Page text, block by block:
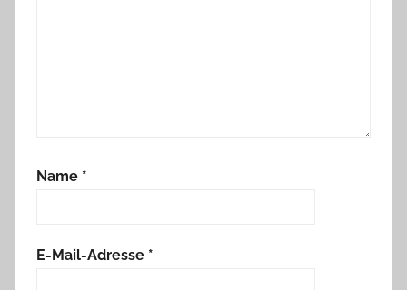
Name *
E-Mail-Adresse *